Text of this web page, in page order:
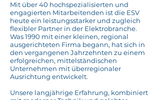
Mit über 40 hochspezialisierten und
engagierten Mitarbeitenden ist die ESV
heute ein leistungsstarker und zugleich
flexibler Partner in der Elektrobranche.
Was 1990 mit einer kleinen, regional
ausgerichteten Firma begann, hat sich in
den vergangenen Jahrzehnten zu einem
erfolgreichen, mittelständischen
Unternehmen mit überregionaler
Ausrichtung entwickelt.
Unsere langjährige Erfahrung, kombiniert